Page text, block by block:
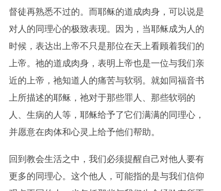
督徒再熟悉不过的。而耶稣的道成肉身，可以说是
对人的同理心的极致表现。因为，当耶稣成为人的
时候，表达出上帝不只是那位在天上看顾着我们的
上帝。祂的道成肉身，表明上帝也是一位与我们亲
近的上帝，祂知道人的痛苦与软弱。就如同福音书
上所描述的耶稣，祂对于那些罪人、那些软弱的
人、生病的人等，耶稣给予了它们满满的同理心，
并愿意在肉体和心灵上给予他们帮助。
回到教会生活之中，我们必须提醒自己对他人要有
更多的同理心。这个他人，可能指的是与我们信仰